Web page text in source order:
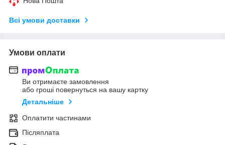
Всі умови доставки
Умови оплати
Ви отримаєте замовлення
або гроші повернуться на вашу картку
Детальніше
Оплатити частинами
Післяплата